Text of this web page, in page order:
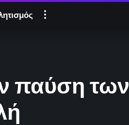
παύση των